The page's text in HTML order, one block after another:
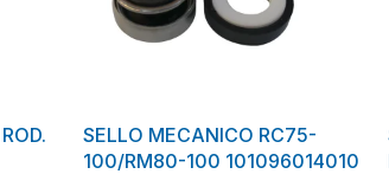
SELLO MECANICO RC75-
100/RM80-100 101096014010